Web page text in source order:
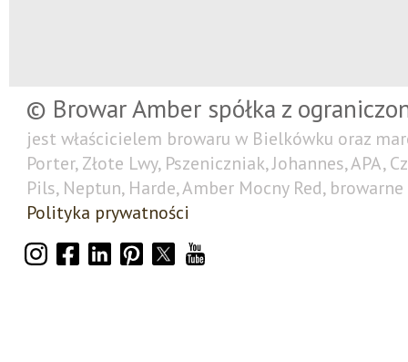
© Browar Amber spółka z
jest właścicielem browaru w Bielkówku oraz
Porter, Złote Lwy, Pszeniczniak, Johannes, APA,
Pils, Neptun, Harde, Amber Mocny Red,
Polityka prywatności